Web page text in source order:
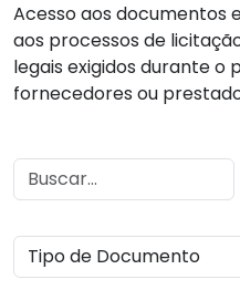
Acesso aos documentos
aos processos de
legais exigidos durante o
fornecedores ou